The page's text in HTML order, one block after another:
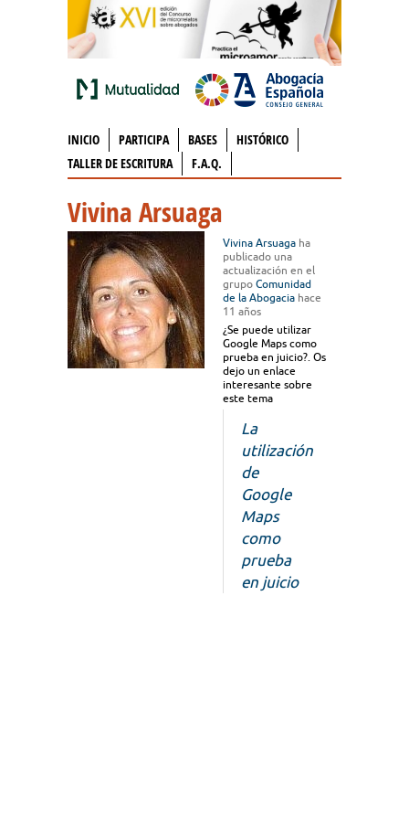
INICIO PARTICIPA BASES
HISTÓRICO
TALLER DE ESCRITURA
F.A.Q.
Vivina Arsuaga
Vivina Arsuaga ha
publicado una
actualización en el
grupo Comunidad
de la Abogacia hace
11 años
¿Se puede utilizar
Google Maps como
prueba en juicio?. Os
dejo un enlace
interesante sobre
este tema
La
utilización
de
Google
Maps
como
prueba
en juicio